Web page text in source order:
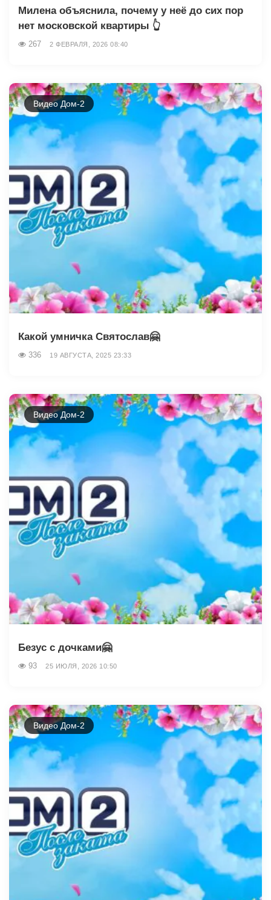
Милена объяснила, почему у неё до сих пор
нет московской квартиры 👆
267 2 ФЕВРАЛЯ, 2026 08:40
Видео Дом-2
Какой умничка Святослав🤗
336 19 АВГУСТА, 2025 23:33
Видео Дом-2
Безус с дочками🤗
93 25 ИЮЛЯ, 2026 10:50
Видео Дом-2